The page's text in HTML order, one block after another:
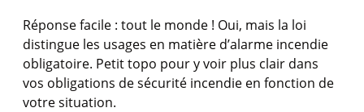
Réponse facile : tout le monde ! Oui, mais la loi
distingue les usages en matière d’alarme incendie
obligatoire. Petit topo pour y voir plus clair dans
vos obligations de sécurité incendie en fonction de
votre situation.